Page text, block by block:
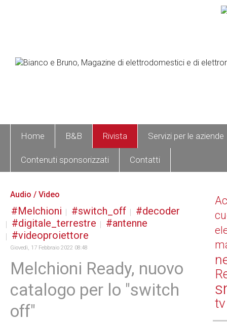
Home B&B Rivista Servizi per le aziende
Contenuti sponsorizzati Contatti
Audio / Video
Melchioni switch_off
decoder
digitale_terrestre
antenne
videoproiettore
Giovedì, 17 Febbraio 2022 08:48
Melchioni Ready, nuovo
catalogo per lo "switch
off"
tv